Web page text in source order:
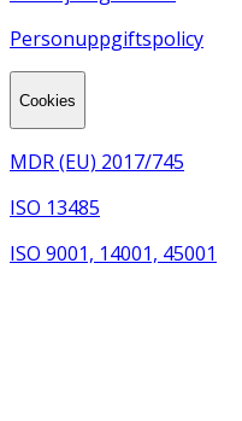
Personuppgiftspolicy
Cookies
MDR (EU) 2017/745
ISO 13485
ISO 9001, 14001, 45001